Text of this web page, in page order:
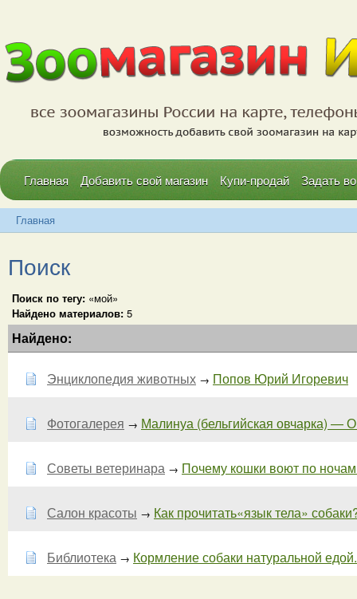
Главная Добавить свой магазин Купи-продай Задать
Главная
Поиск
Поиск по тегу: «мой»
Найдено материалов: 5
Найдено:
Энциклопедия животных → Попов Юрий Игоревич
Фотогалерея → Малинуа (бельгийская овчарка) —
Советы ветеринара → Почему кошки воют по
Салон красоты → Как прочитать«язык тела»
Библиотека → Кормление собаки натуральной едой.